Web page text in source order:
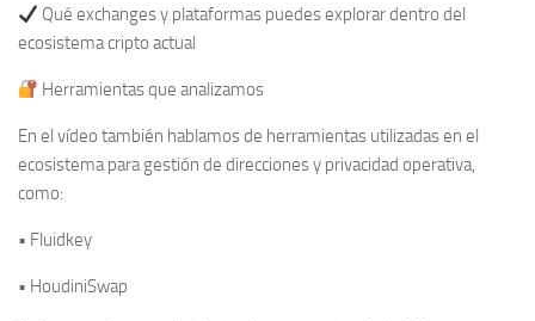
Qué exchanges y plataformas puedes explorar dentro del
ecosistema cripto actual
Herramientas que analizamos
En el vídeo también hablamos de herramientas utilizadas en el
ecosistema para gestión de direcciones y privacidad operativa,
como:
• Fluidkey
• HoudiniSwap